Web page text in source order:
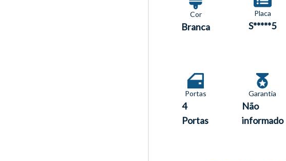
Cor
Branca
Placa
S*****5
Portas
4
Portas
Garantia
Não
informado